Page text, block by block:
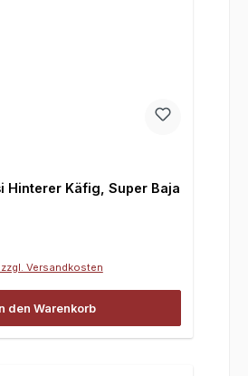
Hinterer Käfig, Super Baja
Versandkosten
den Warenkorb